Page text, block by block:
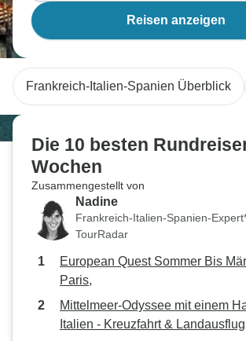
Reisen anzeigen
Frankreich-Italien-Spanien Überblick
Die 10 besten
Wochen
Zusammengestellt von
Nadine
Frankreich-Italien-Spanien-
TourRadar
European Quest Sommer Bis
Paris,
Mittelmeer-Odyssee mit einem
Italien - Kreuzfahrt & Landausflug